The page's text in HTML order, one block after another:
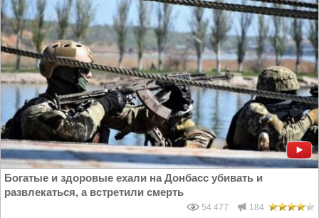
Богатые и здоровые ехали на Донбасс убивать и
развлекаться, а встретили смерть
54 477 184